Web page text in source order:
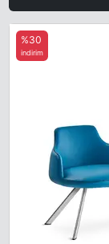
%30
indirim